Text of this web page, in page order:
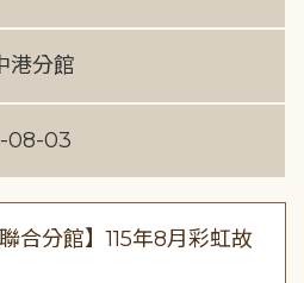
港分館
08-03
聯合分館】115年8月彩虹故